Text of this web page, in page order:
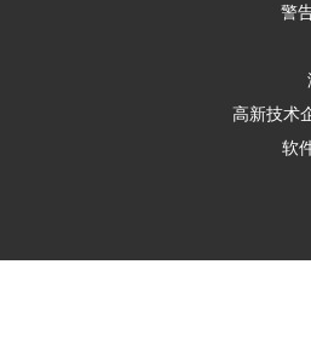
警
高新技术
软